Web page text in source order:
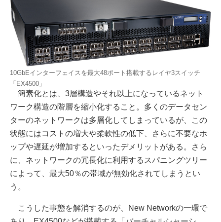
10GbEインターフェイスを最大48ポート搭載するレイヤ3スイッチ
「EX4500」
簡素化とは、3層構造やそれ以上になっているネット
ワーク構造の階層を縮小化すること。多くのデータセン
ターのネットワークは多層化してしまっているが、この
状態にはコストの増大や柔軟性の低下、さらに不要なホ
ップや遅延が増加するといったデメリットがある。さら
に、ネットワークの冗長化に利用するスパニングツリー
によって、最大50％の帯域が無効化されてしまうとい
う。
こうした事態を解消するのが、New Networkの一環で